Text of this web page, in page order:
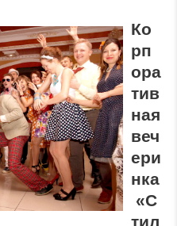
Ко
рп
ора
тив
ная
веч
ери
нка
«С
тил